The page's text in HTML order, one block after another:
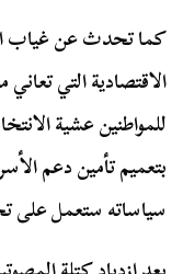
كما تحدث عن غياب
الاقتصادية التي
للمواطنين عشية
بتعميم تأمين دعم
سياساته ستعمل على